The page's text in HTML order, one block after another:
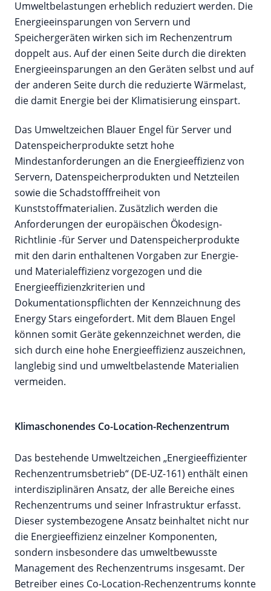
Umweltbelastungen erheblich reduziert werden. Die
Energieeinsparungen von Servern und
Speichergeräten wirken sich im Rechenzentrum
doppelt aus. Auf der einen Seite durch die direkten
Energieeinsparungen an den Geräten selbst und auf
der anderen Seite durch die reduzierte Wärmelast,
die damit Energie bei der Klimatisierung einspart.
Das Umweltzeichen Blauer Engel für Server und
Datenspeicherprodukte setzt hohe
Mindestanforderungen an die Energieeffizienz von
Servern, Datenspeicherprodukten und Netzteilen
sowie die Schadstofffreiheit von
Kunststoffmaterialien. Zusätzlich werden die
Anforderungen der europäischen Ökodesign-
Richtlinie -für Server und Datenspeicherprodukte
mit den darin enthaltenen Vorgaben zur Energie-
und Materialeffizienz vorgezogen und die
Energieeffizienzkriterien und
Dokumentationspflichten der Kennzeichnung des
Energy Stars eingefordert. Mit dem Blauen Engel
können somit Geräte gekennzeichnet werden, die
sich durch eine hohe Energieeffizienz auszeichnen,
langlebig sind und umweltbelastende Materialien
vermeiden.
Klimaschonendes Co-Location-Rechenzentrum
Das bestehende Umweltzeichen „Energieeffizienter
Rechenzentrumsbetrieb“ (DE-UZ-161) enthält einen
interdisziplinären Ansatz, der alle Bereiche eines
Rechenzentrums und seiner Infrastruktur erfasst.
Dieser systembezogene Ansatz beinhaltet nicht nur
die Energieeffizienz einzelner Komponenten,
sondern insbesondere das umweltbewusste
Management des Rechenzentrums insgesamt. Der
Betreiber eines Co-Location-Rechenzentrums konnte